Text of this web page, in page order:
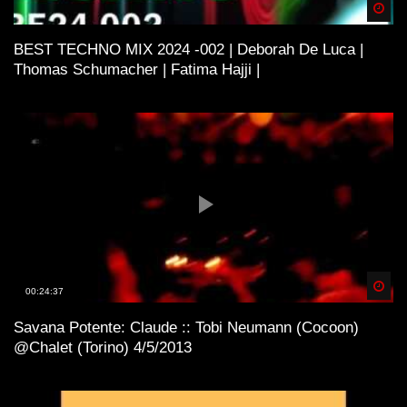
BEST TECHNO MIX 2024 -002 | Deborah De Luca |
Thomas Schumacher | Fatima Hajji |
00:24:37
Savana Potente: Claude :: Tobi Neumann (Cocoon)
@Chalet (Torino) 4/5/2013